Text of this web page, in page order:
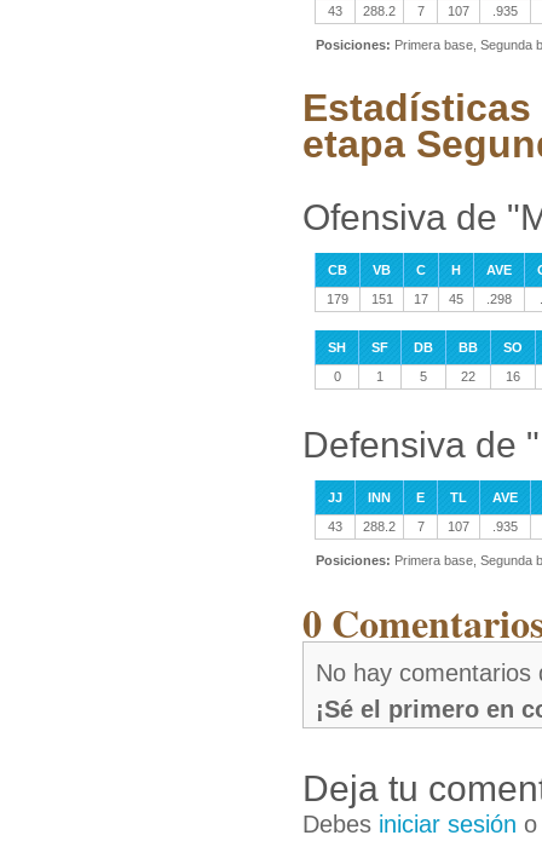
43
288.2 7 107 .935
Posiciones: Primera base, Segunda
etapa
Ofensiva de
CB VB C H AVE
179
151 17 45 .298
SH SF DB BB
SO
0
1 5 22 16
Defensiva de
JJ INN E TL
AVE
43
288.2 7 107 .935
Posiciones: Primera base, Segunda
0
No hay comentarios
¡Sé el primero en
Deja tu
Debes iniciar sesión